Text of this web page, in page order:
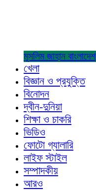
মুসলিম জাহান বাংলাদেশ
খেলা
বিজ্ঞান ও প্রযুক্তি
বিনোদন
দ্বীন-দুনিয়া
শিক্ষা ও চাকরি
ভিডিও
ফোটো গ্যালারি
লাইফ স্টাইল
সম্পাদকীয়
আরও